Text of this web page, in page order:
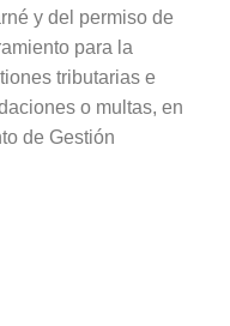
y del permiso de
para la
tributarias e
o multas, en
de Gestión